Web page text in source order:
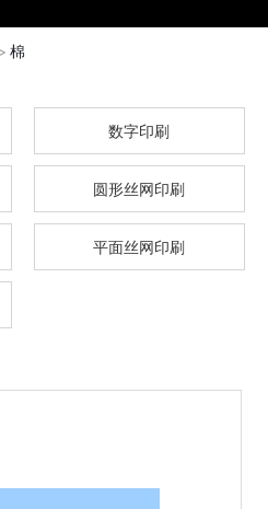
棉
数字印刷
圆形丝网印刷
平面丝网印刷